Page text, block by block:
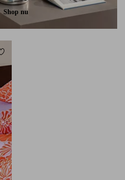
Shop nu
Toevoegen aan favorieten